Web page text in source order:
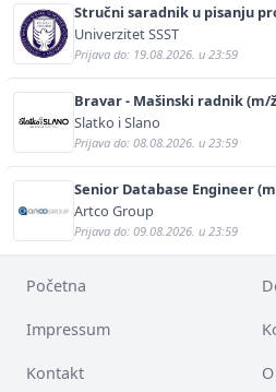
Stručni saradnik u pisanju
Univerzitet SSST
Prijava do: 19.08.2026. u 23:59
Bravar - Mašinski radnik (m/
Slatko i Slano
Prijava do: 08.08.2026. u 23:59
Senior Database Engineer
Artco Group
Prijava do: 09.08.2026. u 23:59
Početna
Impressum
Kontakt